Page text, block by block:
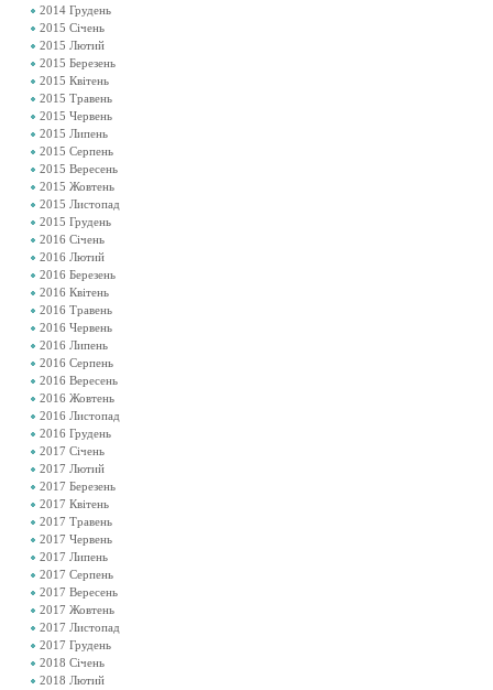
2014 Грудень
2015 Січень
2015 Лютий
2015 Березень
2015 Квітень
2015 Травень
2015 Червень
2015 Липень
2015 Серпень
2015 Вересень
2015 Жовтень
2015 Листопад
2015 Грудень
2016 Січень
2016 Лютий
2016 Березень
2016 Квітень
2016 Травень
2016 Червень
2016 Липень
2016 Серпень
2016 Вересень
2016 Жовтень
2016 Листопад
2016 Грудень
2017 Січень
2017 Лютий
2017 Березень
2017 Квітень
2017 Травень
2017 Червень
2017 Липень
2017 Серпень
2017 Вересень
2017 Жовтень
2017 Листопад
2017 Грудень
2018 Січень
2018 Лютий